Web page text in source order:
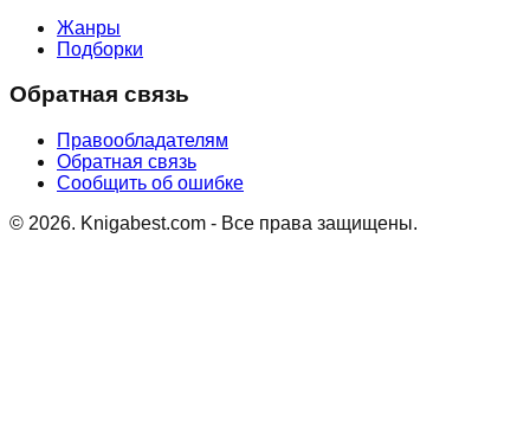
Жанры
Подборки
Обратная связь
Правообладателям
Обратная связь
Сообщить об ошибке
© 2026. Knigabest.com - Все права защищены.